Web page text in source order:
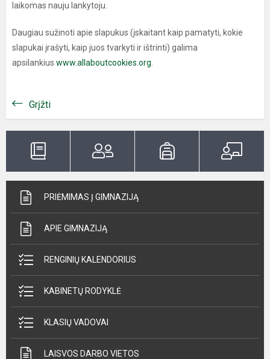
laikomas nauju lankytoju.
Daugiau sužinoti apie slapukus (įskaitant kaip pamatyti, kokie
slapukai įrašyti, kaip juos tvarkyti ir ištrinti) galima
apsilankius www.allaboutcookies.org
Grįžti
PRIĖMIMAS Į GIMNAZIJĄ
APIE GIMNAZIJĄ
RENGINIŲ KALENDORIUS
KABINETŲ RODYKLĖ
KLASIŲ VADOVAI
LAISVOS DARBO VIETOS